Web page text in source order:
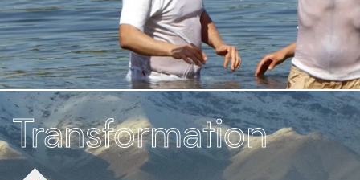
Transformation
Genomföra strategiska projekt som kommer